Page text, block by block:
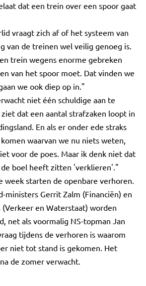
dat een trein over een spoor gaat
vraagt zich af of het systeem van
van de treinen wel veilig genoeg is.
trein wegens enorme gebreken
van het spoor moet. Dat vinden we
we ook diep op in."
niet één schuldige aan te
dat een aantal strafzaken loopt in
En als er onder ede straks
waarvan we nu niets weten,
voor de poes. Maar ik denk niet dat
boel heeft zitten 'verklieren'."
week starten de openbare verhoren.
ministers Gerrit Zalm (Financiën) en
en Waterstaat) worden
net als voormalig NS-topman Jan
tijdens de verhoren is waarom
niet tot stand is gekomen. Het
de zomer verwacht.